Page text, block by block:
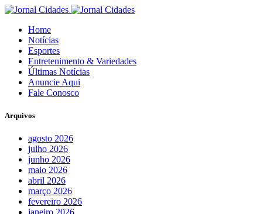
Home
Notícias
Esportes
Entretenimento & Variedades
Últimas Notícias
Anuncie Aqui
Fale Conosco
Arquivos
agosto 2026
julho 2026
junho 2026
maio 2026
abril 2026
março 2026
fevereiro 2026